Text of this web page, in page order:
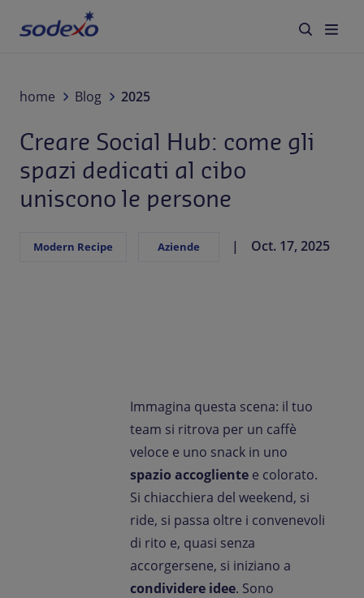
Servizi e Brand
Settori
Blog
Comunicati Stampa
home Blog 2025
Creare Social Hub: come gli
spazi dedicati al cibo
uniscono le persone
Modern Recipe Aziende Oct. 17, 2025
Immagina questa scena: il tuo
team si ritrova per un caffè
veloce e uno snack in uno
spazio accogliente e colorato.
Si chiacchiera del weekend, si
ride, si passa oltre i convenevoli
di rito e, quasi senza
accorgersene, si iniziano a
condividere idee. Sono